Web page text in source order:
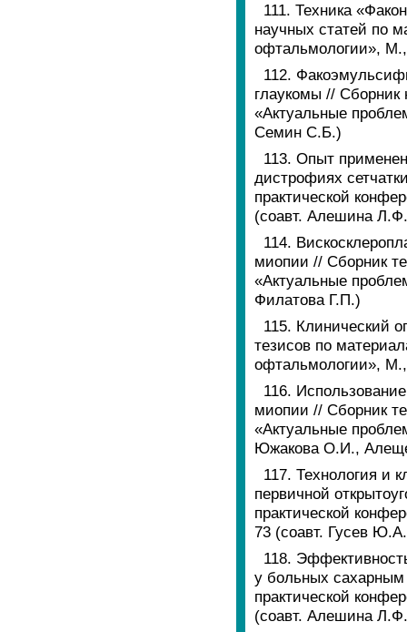
111. Техника
научных статей по
офтальмологии»,
112.
глаукомы //
«Актуальные
Семин С.Б.)
113. Опыт
дистрофиях
практической
(соавт. Алешина
114.
миопии // Сборник
«Актуальные
Филатова Г.П.)
115. Клинический
тезисов по
офтальмологии»,
116.
миопии // Сборник
«Актуальные
Южакова О.И.,
117. Технология и
первичной
практической
73 (соавт. Гусев
118.
у больных
практической
(соавт. Алешина